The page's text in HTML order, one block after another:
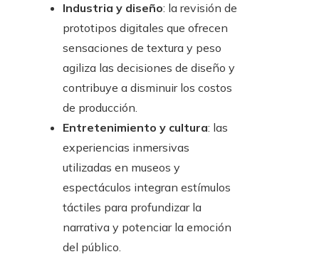
Industria y diseño: la revisión de
prototipos digitales que ofrecen
sensaciones de textura y peso
agiliza las decisiones de diseño y
contribuye a disminuir los costos
de producción.
Entretenimiento y cultura: las
experiencias inmersivas
utilizadas en museos y
espectáculos integran estímulos
táctiles para profundizar la
narrativa y potenciar la emoción
del público.